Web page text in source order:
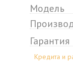
Модель
Гарантия
Кредита и